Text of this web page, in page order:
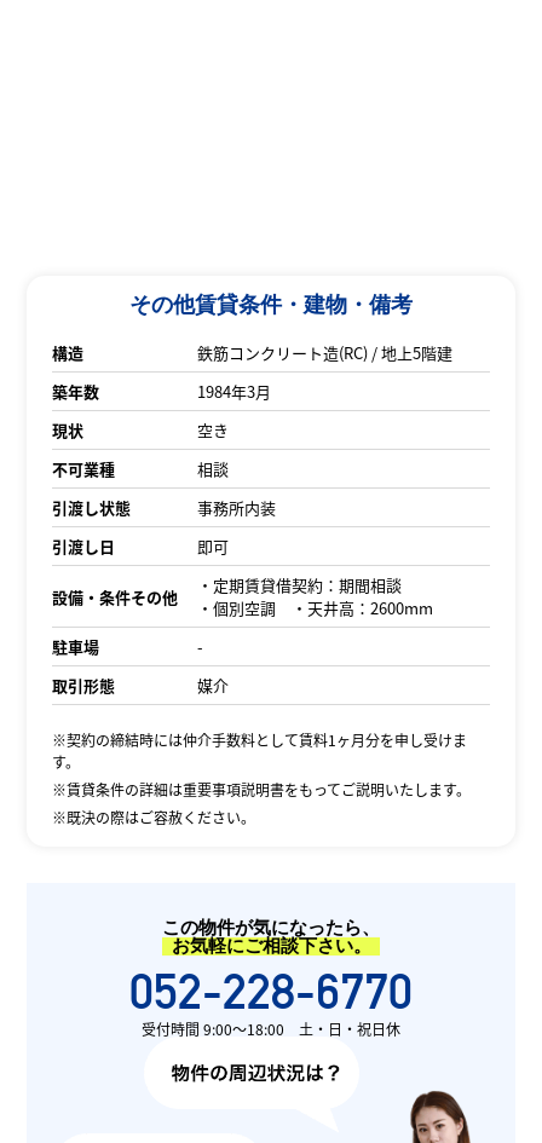
その他賃貸条件・建物・備考
構造
鉄筋コンクリート造(RC) / 地上5階建
築年数
1984年3月
現状
空き
不可業種
相談
引渡し状態
事務所内装
引渡し日
即可
設備・条件その他
・定期賃貸借契約：期間相談
・個別空調 ・天井高：2600mm
駐車場
-
取引形態
媒介
※契約の締結時には仲介手数料として賃料1ヶ月分を申し受けま
す。
※賃貸条件の詳細は重要事項説明書をもってご説明いたします。
※既決の際はご容赦ください。
この物件が気になったら、
お気軽にご相談下さい。
052-228-6770
受付時間 9:00〜18:00 土・日・祝日休